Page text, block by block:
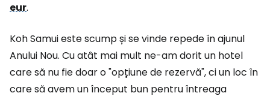
eur.
Koh Samui este scump și se vinde repede în ajunul
Anului Nou. Cu atât mai mult ne-am dorit un hotel
care să nu fie doar o "opțiune de rezervă", ci un loc în
care să avem un început bun pentru întreaga